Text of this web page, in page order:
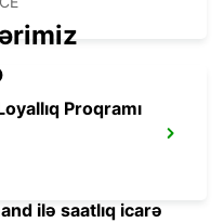
Proqramı
ilə saatlıq icarə